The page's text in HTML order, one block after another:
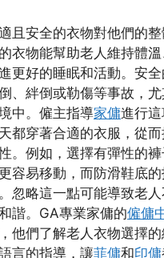
且安全的衣物對他們的
衣物能幫助老人維持體
更好的睡眠和活動。安
、絆倒或勒傷等事故，
中。僱主指導家傭進行這
都穿著合適的衣服，從
。例如，選擇有彈性的
容易移動，而防滑鞋底
忽略這一點可能導致老
諧。GA專業家傭的僱傭
他們了解老人衣物選擇
言的指導，讓菲傭和印傭